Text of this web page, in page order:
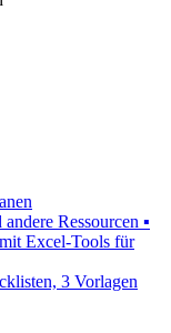
Ressourcen ▪
Excel-Tools für
3 Vorlagen